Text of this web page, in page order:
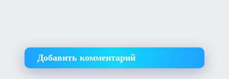
Добавить комментарий